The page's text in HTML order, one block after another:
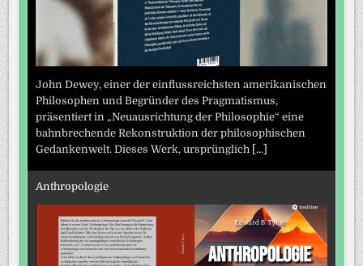
John Dewey, einer der einflussreichsten amerikanischen
Philosophen und Begründer des Pragmatismus,
präsentiert in „Neuausrichtung der Philosophie“ eine
bahnbrechende Rekonstruktion der philosophischen
Gedankenwelt. Dieses Werk, ursprünglich
[...]
Anthropologie